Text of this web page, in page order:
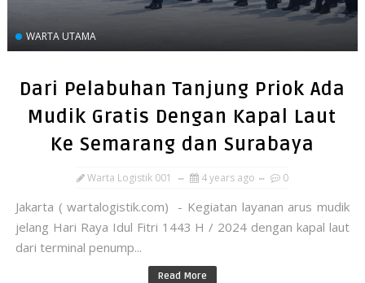
WARTA UTAMA
Dari Pelabuhan Tanjung Priok Ada
Mudik Gratis Dengan Kapal Laut
Ke Semarang dan Surabaya
Warta Logistik 001 4 years ago 0
Jakarta ( wartalogistik.com) - Kegiatan layanan arus mudik
jelang Hari Raya Idul Fitri 1443 H / 2024 dengan kapal laut
dari terminal penump...
Read More